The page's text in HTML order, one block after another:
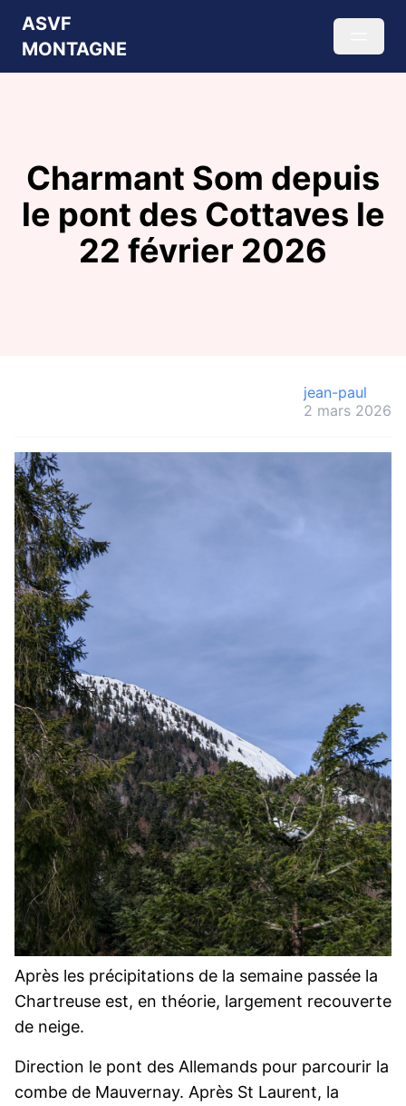
ASVF
MONTAGNE
Charmant Som depuis
le pont des Cottaves le
22 février 2026
jean-paul
2 mars 2026
Après les précipitations de la semaine passée la
Chartreuse est, en théorie, largement recouverte
de neige.
Direction le pont des Allemands pour parcourir la
combe de Mauvernay. Après St Laurent, la